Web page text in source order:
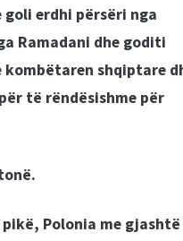
goli erdhi përsëri nga
Ramadani dhe goditi
shqiptare
të rëndësishme për
pikë, Polonia me gjashtë